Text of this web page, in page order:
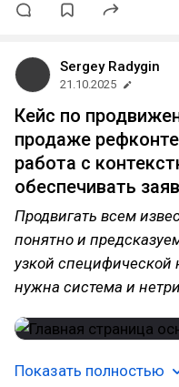
Sergey Radygin
21.10.2025
Кейс по
продаже
работа с
обеспечивать
Продвигать всем
понятно и
узкой
нужна система и
Показать полностью